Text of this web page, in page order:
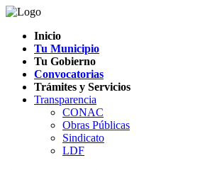
Inicio
Tu Municipio
Tu Gobierno
Convocatorias
Trámites y Servicios
Transparencia
CONAC
Obras Públicas
Sindicato
LDF